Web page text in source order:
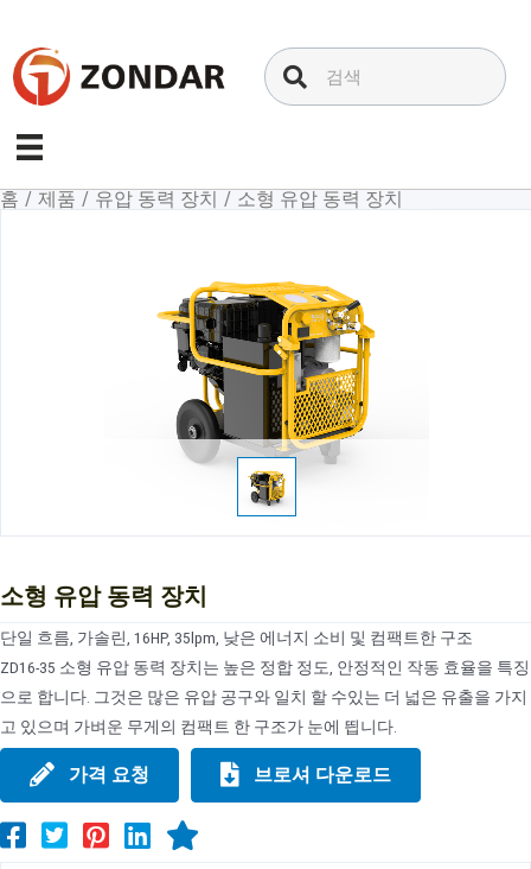
으
뛰
홈 / 제품 / 유압 동력 장치 / 소형 유압 동력 장치
소형 유압 동력 장치
단일 흐름, 가솔린, 16HP, 35lpm, 낮은 에너지 소비 및 컴팩트한 구조
ZD16-35 소형 유압 동력 장치는 높은 정합 정도, 안정적인 작동 효율을 특징
으로 합니다. 그것은 많은 유압 공구와 일치 할 수있는 더 넓은 유출을 가지
고 있으며 가벼운 무게의 컴팩트 한 구조가 눈에 띕니다.
가격 요청 브로셔 다운로드